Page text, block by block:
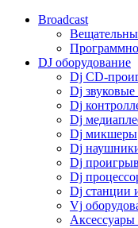
Broadcast
DJ оборудование
Dj CD-
Dj
Dj
Dj
Dj микшеры
Dj
Dj
Dj
Dj станции
Vj